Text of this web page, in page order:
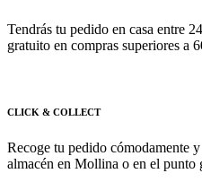
Tendrás tu pedido en casa entre
gratuito en compras superiores a
CLICK & COLLECT
Recoge tu pedido cómodamente
almacén en Mollina o en el punto